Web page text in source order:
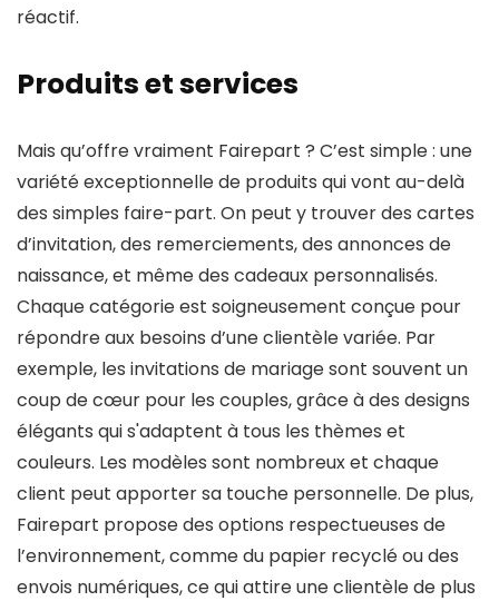
réactif.
Produits et services
Mais qu’offre vraiment Fairepart ? C’est simple : une
variété exceptionnelle de produits qui vont au-delà
des simples faire-part. On peut y trouver des cartes
d’invitation, des remerciements, des annonces de
naissance, et même des cadeaux personnalisés.
Chaque catégorie est soigneusement conçue pour
répondre aux besoins d’une clientèle variée. Par
exemple, les invitations de mariage sont souvent un
coup de cœur pour les couples, grâce à des designs
élégants qui s'adaptent à tous les thèmes et
couleurs. Les modèles sont nombreux et chaque
client peut apporter sa touche personnelle. De plus,
Fairepart propose des options respectueuses de
l’environnement, comme du papier recyclé ou des
envois numériques, ce qui attire une clientèle de plus